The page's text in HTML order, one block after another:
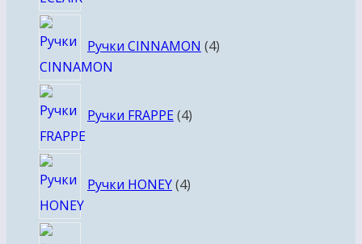
Ручки CINNAMON 4товара
Ручки FRAPPE 4товара
Ручки HONEY 4товара